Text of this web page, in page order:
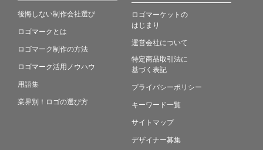
後悔しない制作会社選び
ロゴマークとは
ロゴマーク制作の方法
ロゴマーク活用ノウハウ
用語集
業界別！ロゴの選び方
ロゴマーケットの
はじまり
運営会社について
特定商品取引法に
基づく表記
プライバシーポリシー
キーワード一覧
サイトマップ
デザイナー募集